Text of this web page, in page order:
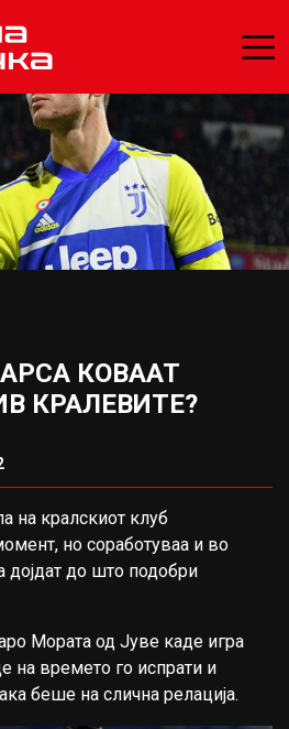
КОВААТ
КРАЛЕВИТЕ?
на кралскиот клуб
но соработуваа и во
дојдат до што подобри
Мората од Јуве каде игра
на времето го испрати и
беше на слична релација.